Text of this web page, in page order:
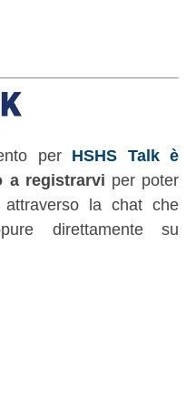
per HSHS Talk è
a registrarvi per poter
la chat che
direttamente su